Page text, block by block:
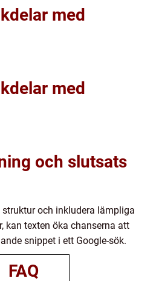
med
med
och slutsats
och inkludera lämpliga
kan texten öka chanserna att
snippet i ett Google-sök.
FAQ